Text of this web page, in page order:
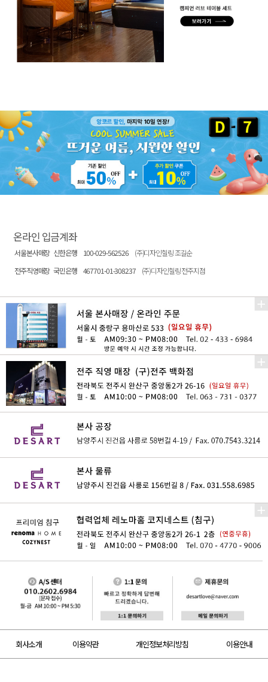
온라인 입금계좌
서울본사매장 신한은행 100-029-562526
(주)디자인힐링 조길순
전주직영매장 국민은행 467701-01-308237 (주)디자인힐링 전주지점
회사소개 이용약관 개인정보처리방침 이용안내